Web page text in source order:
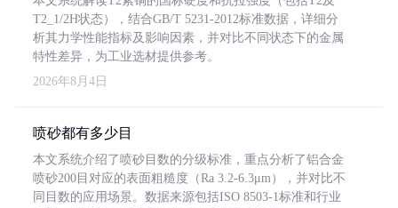
T2_1/2H状态），结合GB/T 5231-2012标准数据，详细分
析其力学性能指标及影响因素，并对比不同状态下的金属
特性差异，为工业选材提供参考。
2026年8月4日
喷砂都有多少目
本文系统介绍了喷砂目数的分级标准，重点分析了铝合金
喷砂200目对应的表面粗糙度（Ra 3.2-6.3μm），并对比不
同目数的应用场景。数据来源包括ISO 8503-1标准和行业